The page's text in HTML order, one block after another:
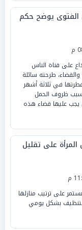
الفتوى يوضح حكم
على قناة الناس
طرحته سائلة
في ثلاثة أشهر
ظروف الحمل
يجب عليها قضاء هذه
على تقليل
على ترتيب منازلها
بشكل يومي